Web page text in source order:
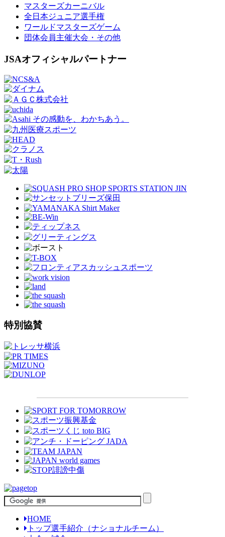
マスターズカーニバル
全日本ジュニア選手権
ワールドマスターズゲーム
団体会員主催大会・その他
JSAオフィシャルパートナー
特別協賛
HOME
トップ選手紹介（ナショナルチーム）